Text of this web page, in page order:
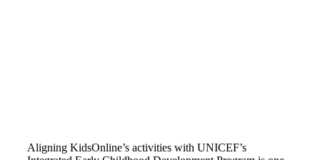
Aligning KidsOnline’s activities with UNICEF’s